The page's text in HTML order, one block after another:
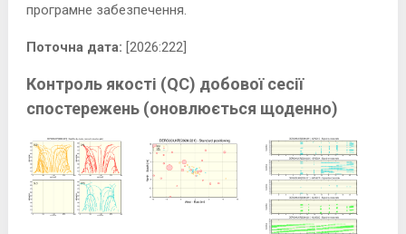
програмне забезпечення.
Поточна дата: [2026:222]
Контроль якості (QC) добової сесії
спостережень (оновлюється щоденно)